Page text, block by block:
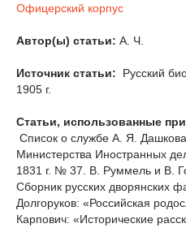
Офицерский корпус
Автор(ы) статьи: А. Ч.
Источник статьи:
Русский
1905 г.
Статьи, использованные
Список о службе А. Я.
Министерства Иностранных
1831 г. № 37. В. Руммель и В.
Сборник русских дворянских
Долгоруков: «Российская
Карпович: «Исторические